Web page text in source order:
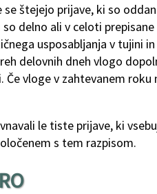
štejejo prijave, ki so
delno ali v celoti
usposabljanja v tujini
delovnih dneh vlogo
Če vloge v zahtevanem
le tiste prijave, ki
s tem razpisom.